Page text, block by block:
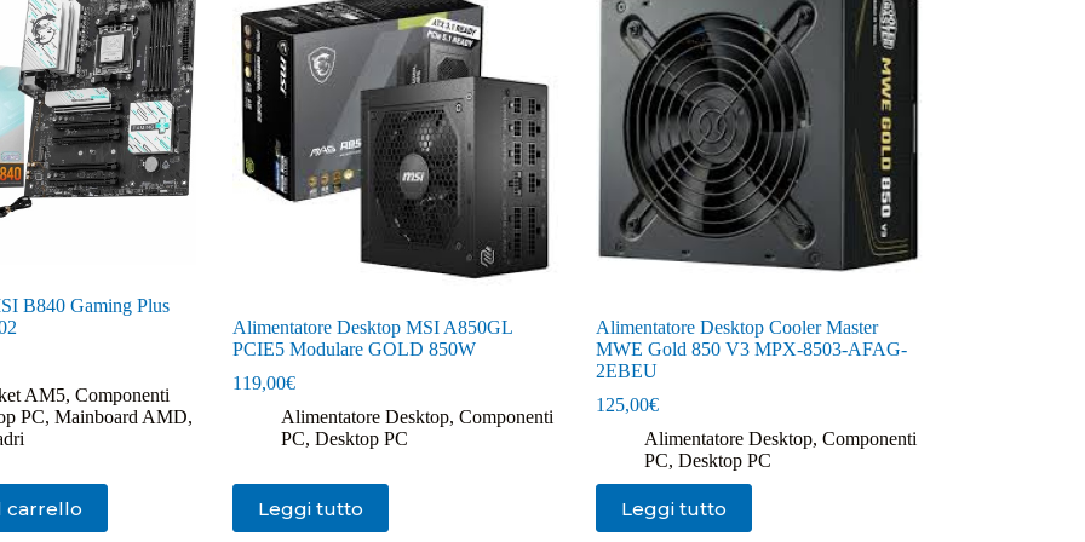
B840 Gaming Plus
AM5, Componenti
PC, Mainboard AMD,
carrello
Alimentatore Desktop MSI A850GL
PCIE5 Modulare GOLD 850W
119,00€
Alimentatore Desktop, Componenti
PC, Desktop PC
Leggi tutto
Alimentatore Desktop Cooler Master
MWE Gold 850 V3 MPX-8503-AFAG-
2EBEU
125,00€
Alimentatore Desktop, Componenti
PC, Desktop PC
Leggi tutto